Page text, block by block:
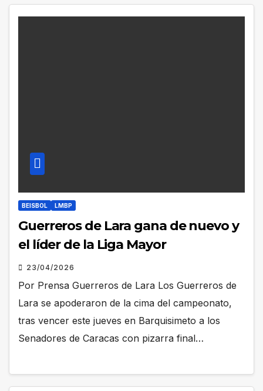
BEISBOL LMBP
Guerreros de Lara gana de nuevo y
el líder de la Liga Mayor
23/04/2026
Por Prensa Guerreros de Lara Los Guerreros de
Lara se apoderaron de la cima del campeonato,
tras vencer este jueves en Barquisimeto a los
Senadores de Caracas con pizarra final…